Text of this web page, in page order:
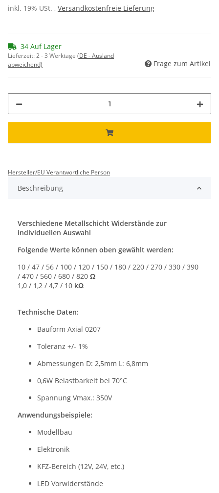
inkl. 19% USt. , Versandkostenfreie Lieferung
34 Auf Lager
Lieferzeit:2 - 3 Werktage (DE - Ausland
abweichend)
Frage zum Artikel
Hersteller/EU Verantwortliche Person
Beschreibung
Verschiedene Metallschicht Widerstände zur
individuellen Auswahl
Folgende Werte können oben gewählt werden:
10 / 47 / 56 / 100 / 120 / 150 / 180 / 220 / 270 / 330 / 390
/ 470 / 560 / 680 / 820 Ω
1,0 / 1,2 / 4,7 / 10 kΩ
Technische Daten:
Bauform Axial 0207
Toleranz +/- 1%
Abmessungen D: 2,5mm L: 6,8mm
0,6W Belastbarkeit bei 70°C
Spannung Vmax.: 350V
Anwendungsbeispiele:
Modellbau
Elektronik
KFZ-Bereich (12V, 24V, etc.)
LED Vorwiderstände